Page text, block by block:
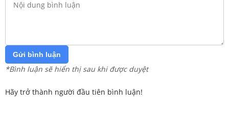
Gửi bình luận
*Bình luận sẽ hiển thị sau khi được duyệt
Hãy trở thành người đầu tiên bình luận!